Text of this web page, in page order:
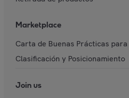
Marketplace
Carta de Buenas Prácticas
Clasificación y Posicionamiento
Join us